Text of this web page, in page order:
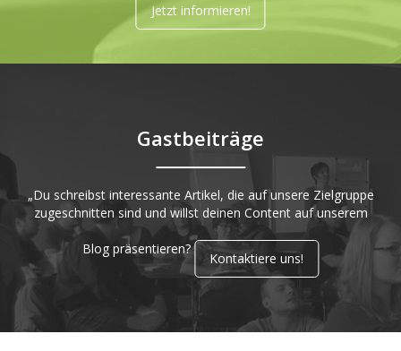
Jetzt informieren!
Gastbeiträge
„Du schreibst interessante Artikel, die auf unsere Zielgruppe
zugeschnitten sind und willst deinen Content auf unserem
Blog präsentieren?
Kontaktiere uns!